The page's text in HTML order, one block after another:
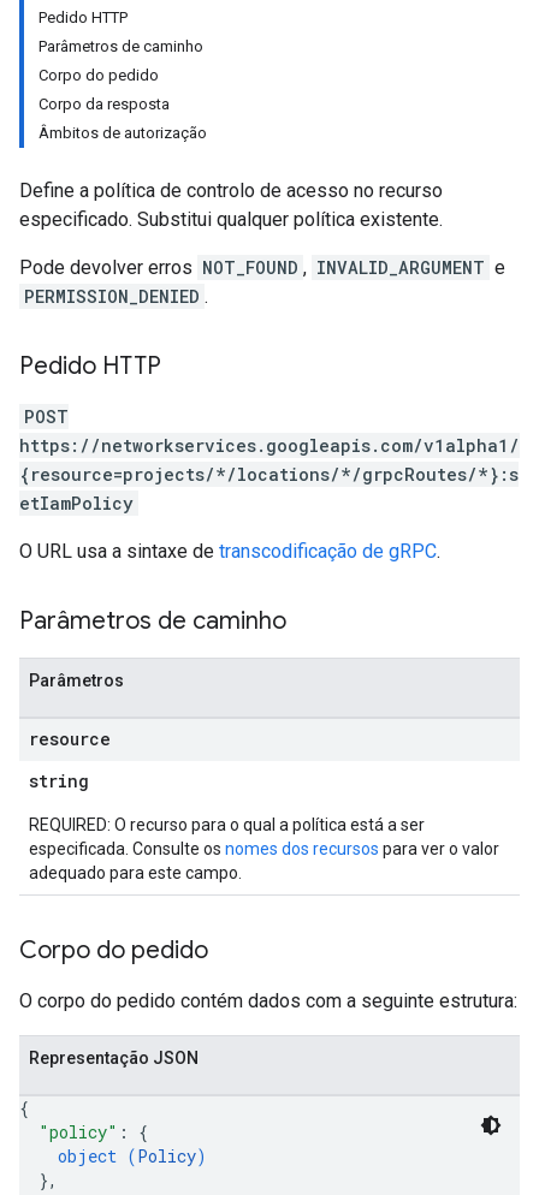
Pedido HTTP
Parâmetros de caminho
Corpo do pedido
Corpo da resposta
Âmbitos de autorização
Define a política de controlo de acesso no recurso
especificado. Substitui qualquer política existente.
Pode devolver erros NOT_FOUND , INVALID_ARGUMENT e
PERMISSION_DENIED .
Pedido HTTP
POST
https://networkservices.googleapis.com/v1alpha1/
{resource=projects/*/locations/*/grpcRoutes/*}:s
etIamPolicy
O URL usa a sintaxe de transcodificação de gRPC.
Parâmetros de caminho
Parâmetros
resource
string
REQUIRED: O recurso para o qual a política está a ser
especificada. Consulte os nomes dos recursos para ver o valor
adequado para este campo.
Corpo do pedido
O corpo do pedido contém dados com a seguinte estrutura:
Representação JSON
{
"policy" : {
object (Policy)
},